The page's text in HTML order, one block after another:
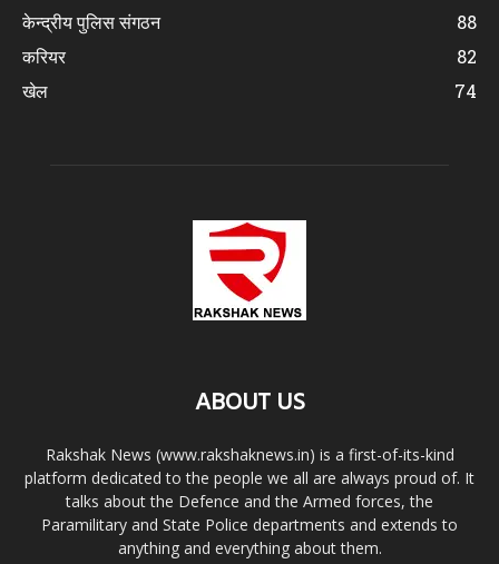
केन्द्रीय पुलिस संगठन
88
करियर
82
खेल
74
ABOUT US
Rakshak News (www.rakshaknews.in) is a first-of-its-kind
platform dedicated to the people we all are always proud of. It
talks about the Defence and the Armed forces, the
Paramilitary and State Police departments and extends to
anything and everything about them.